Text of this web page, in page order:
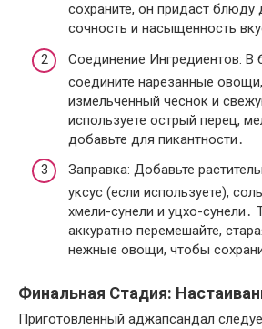
сохраните, он придаст блюду
сочность и насыщенность
Соединение Ингредиентов: В
соедините нарезанные
измельченный чеснок и
используете острый перец,
добавьте для пикантности․
Заправка: Добавьте
уксус (если используете),
хмели-сунели и уцхо-сунели․
аккуратно перемешайте,
нежные овощи, чтобы
Финальная Стадия:
Приготовленный аджапсандал